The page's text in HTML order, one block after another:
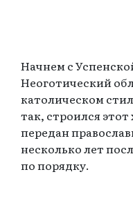
Начнем с
Неоготический
католическом
так, строился
передан
несколько лет
по порядку.